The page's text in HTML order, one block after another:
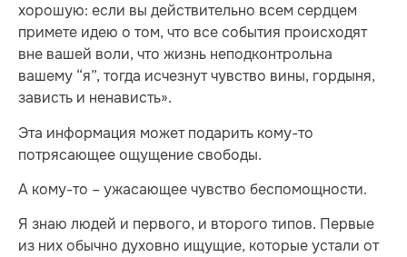
хорошую: если вы действительно всем сердцем
примете идею о том, что все события происходят
вне вашей воли, что жизнь неподконтрольна
вашему “я”, тогда исчезнут чувство вины, гордыня,
зависть и ненависть».
Эта информация может подарить кому-то
потрясающее ощущение свободы.
А кому-то – ужасающее чувство беспомощности.
Я знаю людей и первого, и второго типов. Первые
из них обычно духовно ищущие, которые устали от